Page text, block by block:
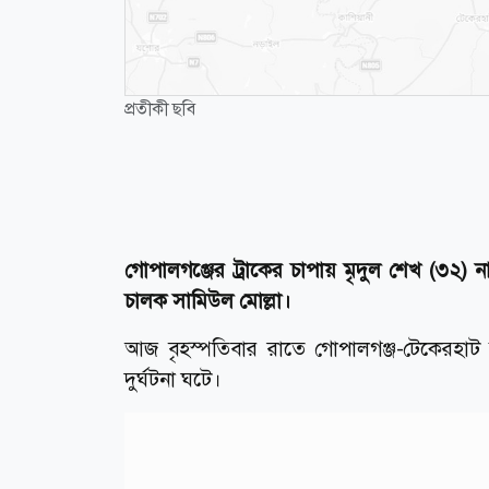
প্রতীকী ছবি
গোপালগঞ্জের ট্রাকের চাপায় মৃদুল শেখ
চালক সামিউল মোল্লা।
আজ বৃহস্পতিবার রাতে গোপালগঞ্জ-
দুর্ঘটনা ঘটে।